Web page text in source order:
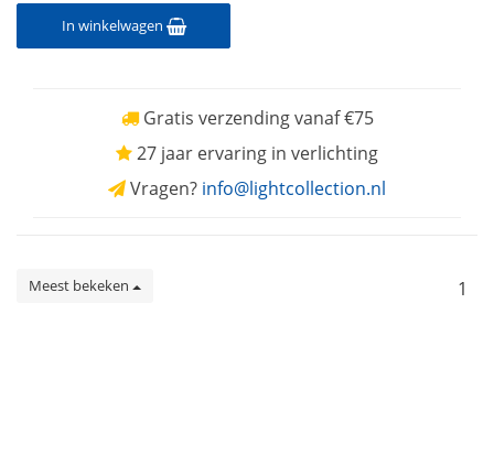
In winkelwagen
Gratis verzending vanaf €75
27 jaar ervaring in verlichting
Vragen? info@lightcollection.nl
Meest bekeken 1